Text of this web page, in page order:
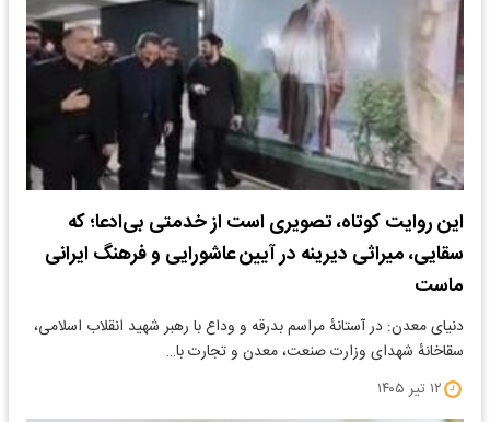
این روایت کوتاه، تصویری است از خدمتی بی‌ادعا؛ که
سقایی، میراثی دیرینه در آیین عاشورایی و فرهنگ ایرانی
ماست
دنیای معدن: در آستانهٔ مراسم بدرقه و وداع با رهبر شهید انقلاب اسلامی،
سقاخانهٔ شهدای وزارت صنعت، معدن و تجارت با…
۱۲ تیر ۱۴۰۵